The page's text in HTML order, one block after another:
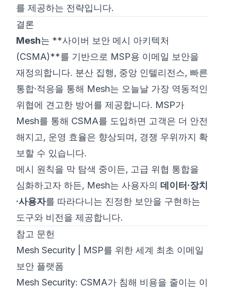
를 제공하는 전략입니다.
결론
Mesh는 **사이버 보안 메시 아키텍처
(CSMA)**를 기반으로 MSP용 이메일 보안을
재정의합니다. 분산 집행, 중앙 인텔리전스, 빠른
통합·적응을 통해 Mesh는 오늘날 가장 역동적인
위협에 견고한 방어를 제공합니다. MSP가
Mesh를 통해 CSMA를 도입하면 고객은 더 안전
해지고, 운영 효율은 향상되며, 경쟁 우위까지 확
보할 수 있습니다.
메시 원칙을 막 탐색 중이든, 고급 위협 통합을
심화하고자 하든, Mesh는 사용자의 데이터·장치
·사용자를 따라다니는 진정한 보안을 구현하는
도구와 비전을 제공합니다.
참고 문헌
Mesh Security | MSP를 위한 세계 최초 이메일
보안 플랫폼
Mesh Security: CSMA가 침해 비용을 줄이는 이